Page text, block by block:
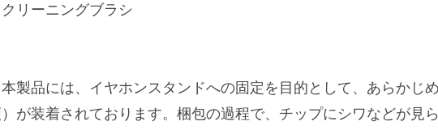
リーニングブラシ
製品には、イヤホンスタンドへの固定を目的として、あらかじ
が装着されております。梱包の過程で、チップにシワなどが見